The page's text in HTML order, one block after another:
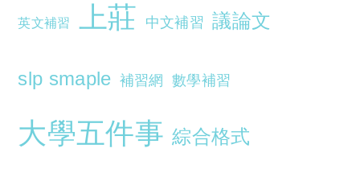
英文補習 上莊 中文補習 議論文
slp smaple 補習網 數學補習
大學五件事 綜合格式